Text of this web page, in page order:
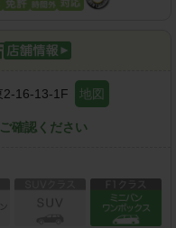
2-16-13-1F 地図
確認ください